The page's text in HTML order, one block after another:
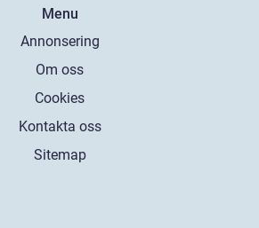
Menu
Annonsering
Om oss
Cookies
Kontakta oss
Sitemap